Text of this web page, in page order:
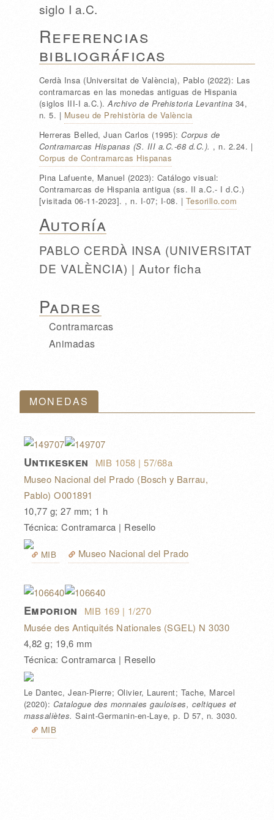
siglo I a.C.
Referencias
bibliográficas
Cerdà Insa (Universitat de València), Pablo (2022): Las
contramarcas en las monedas antiguas de Hispania
(siglos III-I a.C.).Archivo de Prehistoria Levantina 34,
n. 5. | Museu de Prehistòria de València
Herreras Belled, Juan Carlos (1995): Corpus de
Contramarcas Hispanas (S. III a.C.-68 d.C.). , n. 2.24. |
Corpus de Contramarcas Hispanas
Pina Lafuente, Manuel (2023): Catálogo visual:
Contramarcas de Hispania antigua (ss. II a.C.- I d.C.)
[visitada 06-11-2023]. , n. I-07; I-08. | Tesorillo.com
Autoría
PABLO CERDÀ INSA (UNIVERSITAT
DE VALÈNCIA) | Autor ficha
Padres
Contramarcas
Animadas
MONEDAS
Untikesken MIB 1058 | 57/68a
Museo Nacional del Prado (Bosch y Barrau,
Pablo) O001891
10,77 g; 27 mm; 1 h
Técnica: Contramarca | Resello
MIB Museo Nacional del Prado
Emporion MIB 169 | 1/270
Musée des Antiquités Nationales (SGEL) N 3030
4,82 g; 19,6 mm
Técnica: Contramarca | Resello
Le Dantec, Jean-Pierre; Olivier, Laurent; Tache, Marcel
(2020): Catalogue des monnaies gauloises, celtiques et
massaliètes.Saint-Germanin-en-Laye,p. D 57, n. 3030.
MIB